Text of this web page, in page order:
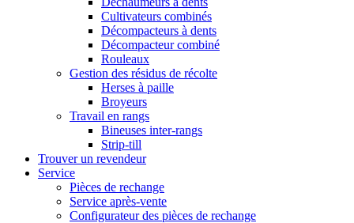
Cultivateurs combinés
Décompacteurs à dents
Décompacteur combiné
Rouleaux
Gestion des résidus de récolte
Herses à paille
Broyeurs
Travail en rangs
Bineuses inter-rangs
Strip-till
Trouver un revendeur
Service
Pièces de rechange
Service après-vente
Configurateur des pièces de rechange